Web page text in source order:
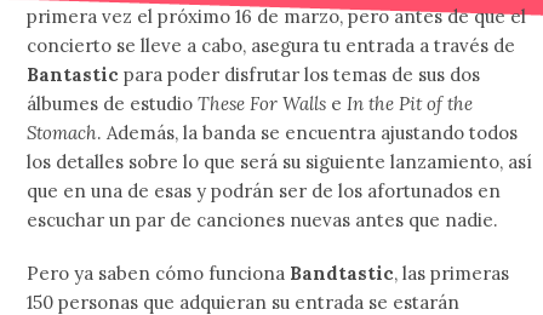
primera vez el próximo 16 de marzo, pero antes de que el
concierto se lleve a cabo, asegura tu entrada a través de
Bantastic para poder disfrutar los temas de sus dos
álbumes de estudioThese For Walls e In the Pit of the
Stomach. Además, la banda se encuentra ajustando todos
los detalles sobre lo que será su siguiente lanzamiento, así
que en una de esas y podrán ser de los afortunados en
escuchar un par de canciones nuevas antes que nadie.
Pero ya saben cómo funciona Bandtastic, las primeras
150 personas que adquieran su entrada se estarán